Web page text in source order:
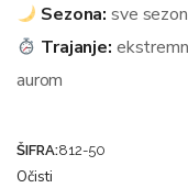
Sezona: sve
Trajanje:
aurom
ŠIFRA:812-50
Očisti